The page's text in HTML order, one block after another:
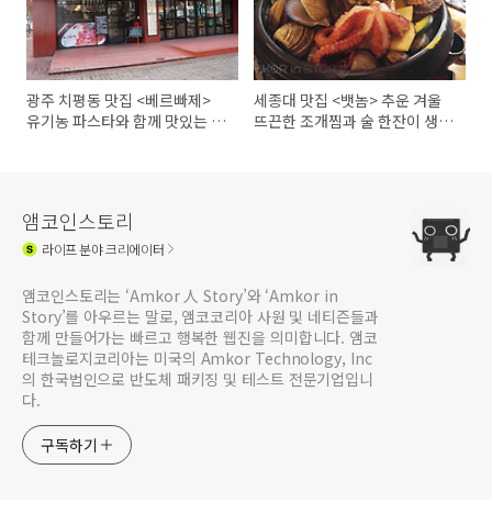
광주 치평동 맛집 <베르빠제>
유기농 파스타와 함께 맛있는 연
세종대 맛집 <뱃놈> 추운 겨울
뜨끈한 조개찜과 술 한잔이 생각
앰코인스토리
라이프분야 크리에이터
앰코인스토리는 ‘Amkor 人 Story’와 ‘Amkor in
Story’를 아우르는 말로, 앰코코리아 사원 및 네티즌들과
함께 만들어가는 빠르고 행복한 웹진을 의미합니다. 앰코
테크놀로지코리아는 미국의 Amkor Technology, Inc
의 한국법인으로 반도체 패키징 및 테스트 전문기업입니
다.
구독하기